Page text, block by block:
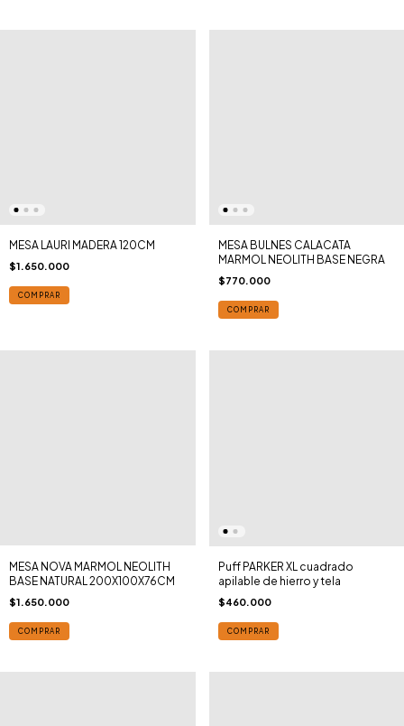
MESA LAURI MADERA 120CM
$1.650.000
COMPRAR
MESA BULNES CALACATA
MARMOL NEOLITH BASE NEGRA
$770.000
COMPRAR
MESA NOVA MARMOL NEOLITH
BASE NATURAL 200X100X76CM
$1.650.000
COMPRAR
Puff PARKER XL cuadrado
apilable de hierro y tela
$460.000
COMPRAR